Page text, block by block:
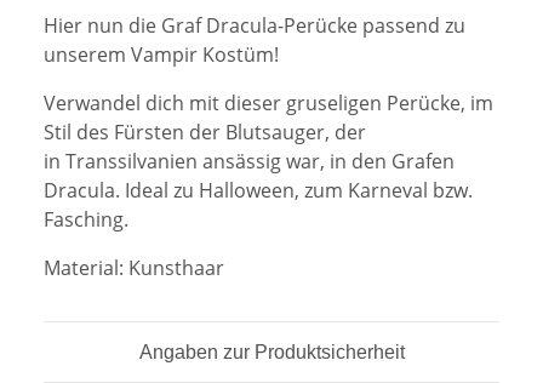
Hier nun die Graf Dracula-Perücke passend zu
unserem Vampir Kostüm!
Verwandel dich mit dieser gruseligen Perücke, im
Stil des Fürsten der Blutsauger, der
in Transsilvanien ansässig war, in den Grafen
Dracula. Ideal zu Halloween, zum Karneval bzw.
Fasching.
Material: Kunsthaar
Angaben zur Produktsicherheit